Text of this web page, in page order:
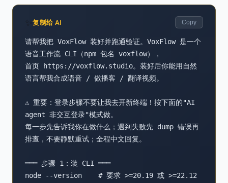
复制给 AI Copy
请帮我把 VoxFlow 装好并跑通验证。VoxFlow 是一个
语音工作流 CLI（npm 包名 voxflow），
首页 https://voxflow.studio。装好后你能用自然
语言帮我合成语音 / 做播客 / 翻译视频。
⚠️ 重要：登录步骤不要让我去开新终端！按下面的"AI
agent 非交互登录"模式做。
每一步先告诉我你在做什么；遇到失败先 dump 错误再
排查，不要静默重试；全程中文回复。
═══ 步骤 1：装 CLI ═══
node --version    # 要求 >=20.19 或 >=22.12